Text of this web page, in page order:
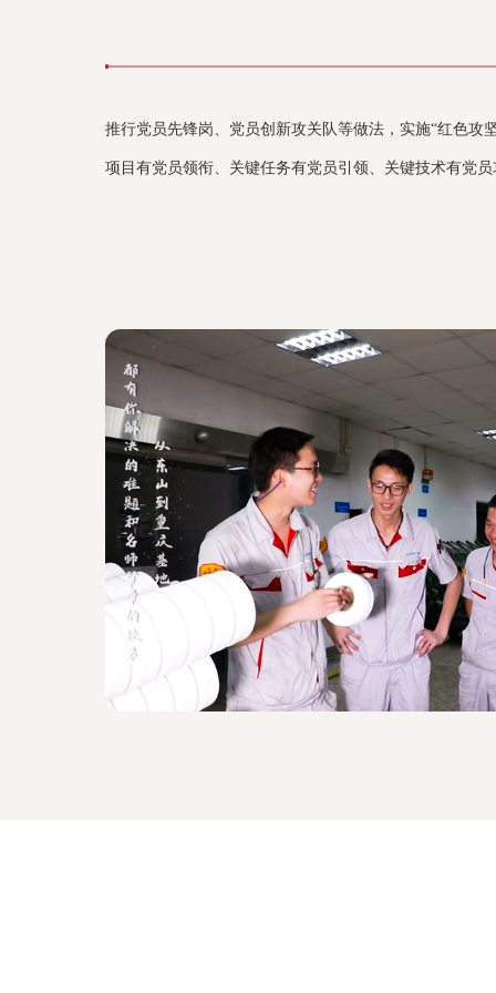
推行党员先锋岗、党员创新攻关队等做法，实施“红色攻
项目有党员领衔、关键任务有党员引领、关键技术有党员